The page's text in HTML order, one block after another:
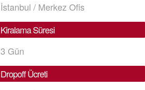
İstanbul / Merkez Ofis
Kiralama Süresi
3 Gün
Dropoff Ücreti